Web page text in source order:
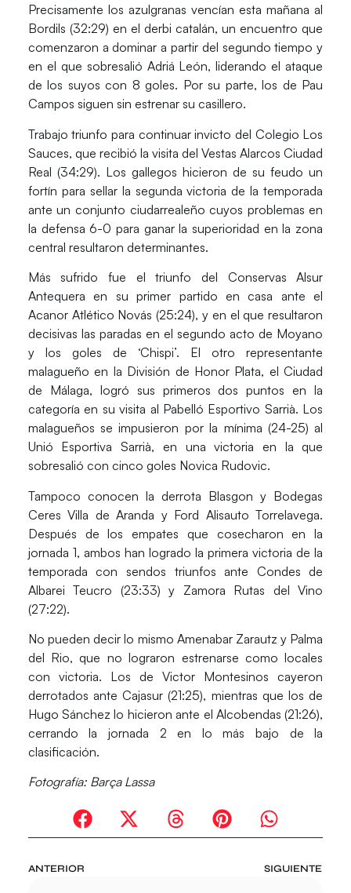
Precisamente los azulgranas vencían esta mañana al
Bordils (32:29) en el derbi catalán, un encuentro que
comenzaron a dominar a partir del segundo tiempo y
en el que sobresalió Adriá León, liderando el ataque
de los suyos con 8 goles. Por su parte, los de Pau
Campos siguen sin estrenar su casillero.
Trabajo triunfo para continuar invicto del Colegio Los
Sauces, que recibió la visita del Vestas Alarcos Ciudad
Real (34:29). Los gallegos hicieron de su feudo un
fortín para sellar la segunda victoria de la temporada
ante un conjunto ciudarrealeño cuyos problemas en
la defensa 6-0 para ganar la superioridad en la zona
central resultaron determinantes.
Más sufrido fue el triunfo del Conservas Alsur
Antequera en su primer partido en casa ante el
Acanor Atlético Novás (25:24), y en el que resultaron
decisivas las paradas en el segundo acto de Moyano
y los goles de ‘Chispi’. El otro representante
malagueño en la División de Honor Plata, el Ciudad
de Málaga, logró sus primeros dos puntos en la
categoría en su visita al Pabelló Esportivo Sarrià. Los
malagueños se impusieron por la mínima (24-25) al
Unió Esportiva Sarrià, en una victoria en la que
sobresalió con cinco goles Novica Rudovic.
Tampoco conocen la derrota Blasgon y Bodegas
Ceres Villa de Aranda y Ford Alisauto Torrelavega.
Después de los empates que cosecharon en la
jornada 1, ambos han logrado la primera victoria de la
temporada con sendos triunfos ante Condes de
Albarei Teucro (23:33) y Zamora Rutas del Vino
(27:22).
No pueden decir lo mismo Amenabar Zarautz y Palma
del Rio, que no lograron estrenarse como locales
con victoria. Los de Victor Montesinos cayeron
derrotados ante Cajasur (21:25), mientras que los de
Hugo Sánchez lo hicieron ante el Alcobendas (21:26),
cerrando la jornada 2 en lo más bajo de la
clasificación.
Fotografía: Barça Lassa
ANTERIOR SIGUIENTE